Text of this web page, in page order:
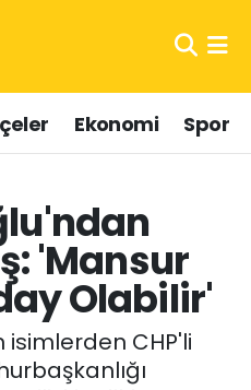
Ekonomi Spor
'Mansur
Olabilir'
isimlerden CHP'li
ve Fikstür